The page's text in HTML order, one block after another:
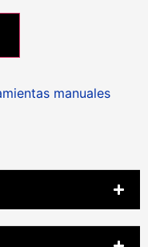
manuales